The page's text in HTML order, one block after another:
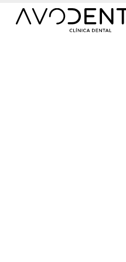
contenido